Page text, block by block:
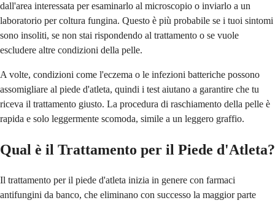
dall'area interessata per esaminarlo al microscopio o inviarlo a un
laboratorio per coltura fungina. Questo è più probabile se i tuoi sintomi
sono insoliti, se non stai rispondendo al trattamento o se vuole
escludere altre condizioni della pelle.
A volte, condizioni come l'eczema o le infezioni batteriche possono
assomigliare al piede d'atleta, quindi i test aiutano a garantire che tu
riceva il trattamento giusto. La procedura di raschiamento della pelle è
rapida e solo leggermente scomoda, simile a un leggero graffio.
Qual è il Trattamento per il Piede d'Atleta?
Il trattamento per il piede d'atleta inizia in genere con farmaci
antifungini da banco, che eliminano con successo la maggior parte